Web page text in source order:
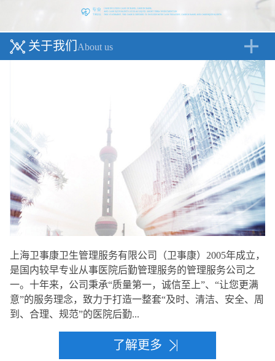
关于我们 About us
上海卫事康卫生管理服务有限公司（卫事康）2005年成立，
是国内较早专业从事医院后勤管理服务的管理服务公司之
一。十年来，公司秉承“质量第一，诚信至上”、“让您更满
意”的服务理念，致力于打造一整套“及时、清洁、安全、周
到、合理、规范”的医院后勤...
了解更多